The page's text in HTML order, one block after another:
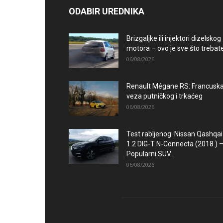
ODABIR UREDNIKA
Brizgaljke ili injektori dizelskog
motora – ovo je sve što
06/08/2026
Renault Mégane RS:
veza putničkog i trkaćeg
06/08/2026
Test rabljenog: Nissan Qashqai
1.2 DIG-T N-Connecta (2018.) –
Popularni SUV...
06/08/2026